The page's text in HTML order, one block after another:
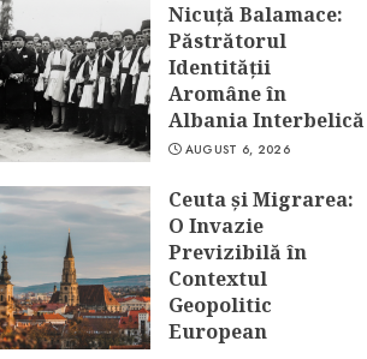
Nicuță Balamace:
Păstrătorul
Identității
Aromâne în
Albania Interbelică
AUGUST 6, 2026
Ceuta și Migrarea:
O Invazie
Previzibilă în
Contextul
Geopolitic
European